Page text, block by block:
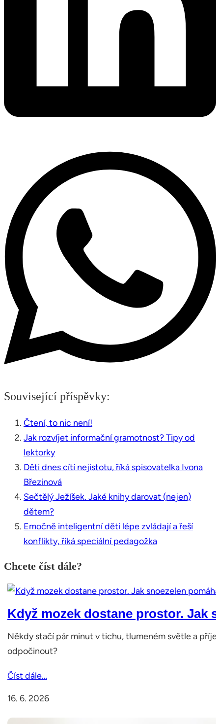
Související příspěvky:
Čtení, to nic není!
Jak rozvíjet informační gramotnost? Tipy od
lektorky
Děti dnes cítí nejistotu, říká spisovatelka Ivona
Březinová
Sečtělý Ježíšek. Jaké knihy darovat (nejen)
dětem?
Emočně inteligentní děti lépe zvládají a řeší
konflikty, říká speciální pedagožka
Chcete číst dále?
Když mozek dostane prostor. Jak
Někdy stačí pár minut v tichu, tlumeném světle a
odpočinout?
Číst dále…
16. 6. 2026